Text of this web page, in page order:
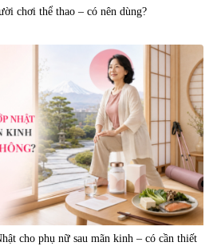
quỵ,
chơi thể thao – có nên dùng?
cho phụ nữ sau mãn kinh – có cần thiết